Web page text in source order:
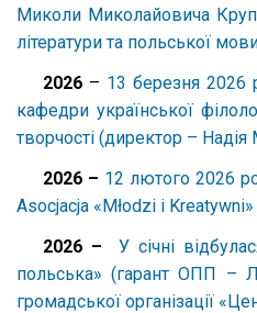
Миколи Миколайовича
літератури та польської
2026 – 13 березня 2026
кафедри української
творчості (директор –
2026 – 12 лютого 2026
Asocjacja «Młodzi i
2026 –
У січні
польська» (гарант ОПП –
громадської організації